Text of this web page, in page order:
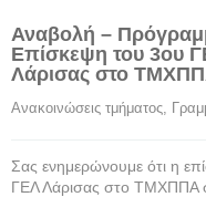
Αναβολή –
Επίσκεψη του 3ου
Λάρισας στο
Ανακοινώσεις τμήματος,
Σας ενημερώνουμε ότι η
ΓΕΛ Λάρισας στο ΤΜΧΠΠΑ